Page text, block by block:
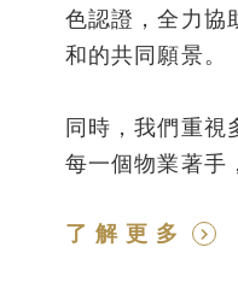
色認證，全力協
和的共同願景。
同時，我們重視
每一個物業著手
社區，共同創造
了解更多